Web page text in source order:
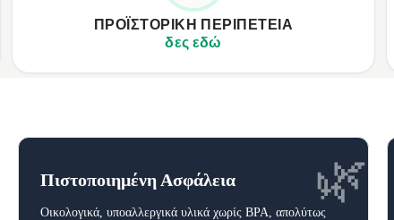
ΠΡΟΪΣΤΟΡΙΚΉ ΠΕΡΙΠΈΤΕΙΑ
δες εδώ
Περιλαμβάνει κρεμαστή γέφυρα, τούνελ T-Rex.
Δημιουργεί πλούσιο περιβάλλον παιχνιδιού.
🌿
Πιστοποιημένη Ασφάλεια
Οικολογικά, υποαλλεργικά υλικά χωρίς BPA, απολύτως